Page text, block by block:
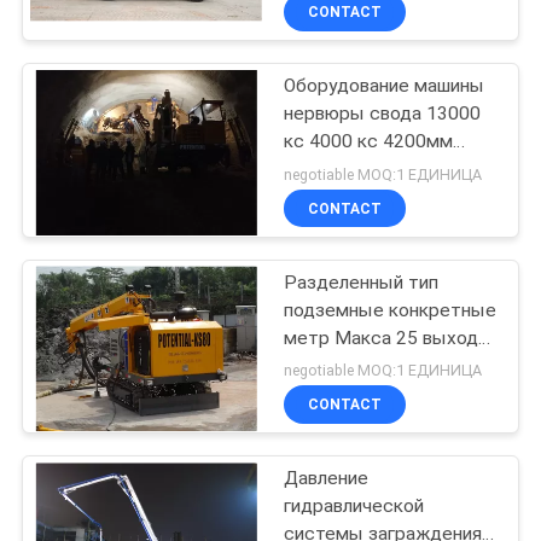
КАЧЕСТВА
СВЯЖИТЕСЬ
СПРОСИТЕ
ЦИТАТУ
КАРТА
САЙТА
PRIVACY
конкретное
оборудование
11
Подземный
конкретный
спрейер
20
CONTACT
Оборудование машины
нервюры свода 13000
кс 4000 кс 4200мм
поднимаясь
промышленное
поднимаясь
negotiable MOQ:1 ЕДИНИЦА
CONTACT
Разделенный тип
подземные конкретные
метр Макса 25 выхода
спрейера КС80
кубический в час
negotiable MOQ:1 ЕДИНИЦА
CONTACT
Давление
гидравлической
системы заграждения